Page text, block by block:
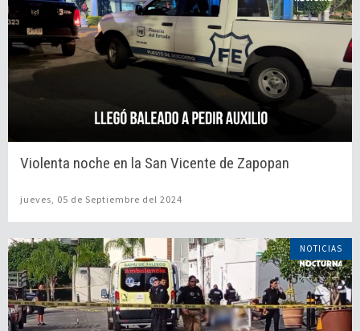
Violenta noche en la San Vicente de Zapopan
jueves, 05 de Septiembre del 2024
NOTICIAS